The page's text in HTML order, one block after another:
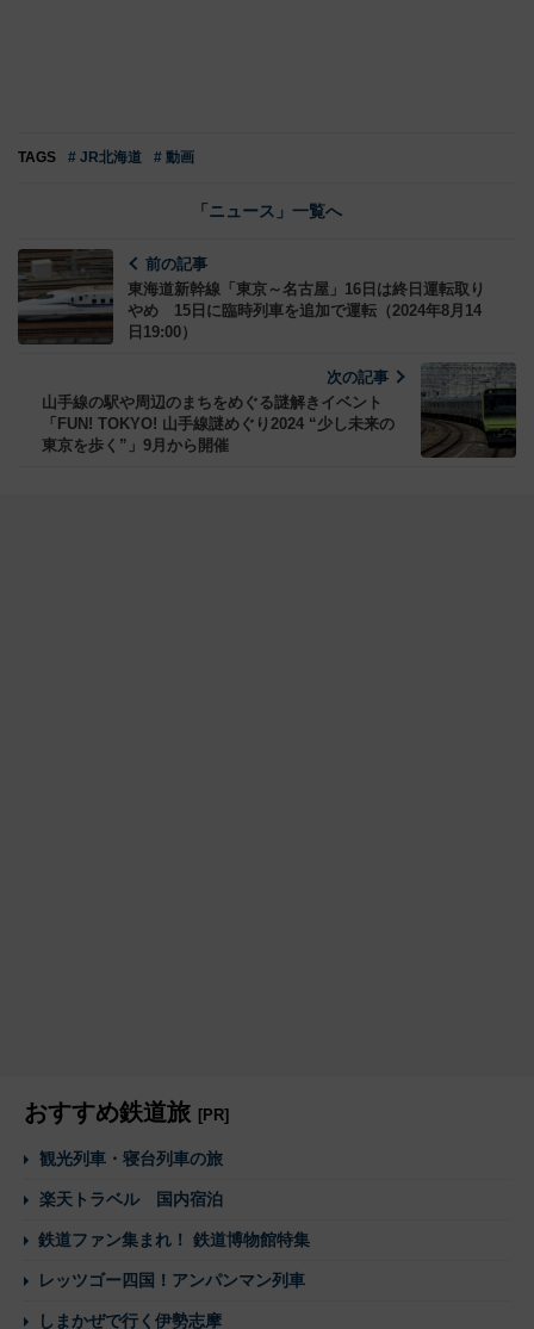
TAGS # JR北海道 # 動画
「ニュース」一覧へ
前の記事
東海道新幹線「東京～名古屋」16日は終日運転取り
やめ 15日に臨時列車を追加で運転（2024年8月14
日19:00）
次の記事
山手線の駅や周辺のまちをめぐる謎解きイベント
「FUN! TOKYO! 山手線謎めぐり2024 “少し未来の
東京を歩く”」9月から開催
おすすめ鉄道旅 [PR]
観光列車・寝台列車の旅
楽天トラベル 国内宿泊
鉄道ファン集まれ！ 鉄道博物館特集
レッツゴー四国！アンパンマン列車
しまかぜで行く伊勢志摩